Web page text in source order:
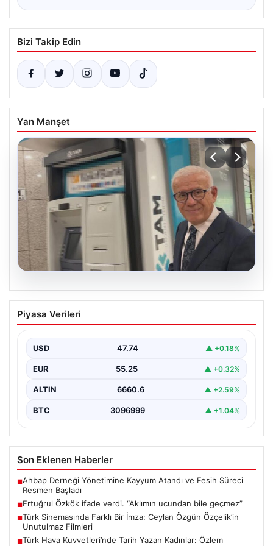
Bizi Takip Edin
Yan Manşet
06.08.2026
Ertuğrul Özkök ifade verdi. “Aklımın
ucundan bile geçmez”
Piyasa Verileri
USD 47.74 ▲ +0.18%
EUR 55.25 ▲ +0.32%
ALTIN 6660.6 ▲ +2.59%
BTC 3096999 ▲ +1.04%
Son Eklenen Haberler
■Ahbap Derneği Yönetimine Kayyum Atandı ve Fesih Süreci
Resmen Başladı
■Ertuğrul Özkök ifade verdi. “Aklımın ucundan bile geçmez”
■Türk Sinemasında Farklı Bir İmza: Ceylan Özgün Özçelik’in
Unutulmaz Filmleri
■Türk Hava Kuvvetleri’nde Tarih Yazan Kadınlar: Özlem